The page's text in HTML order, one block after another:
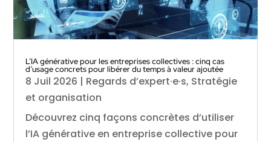
L’IA générative pour les entreprises collectives : cinq cas
d’usage concrets pour libérer du temps à valeur ajoutée
8 Juil 2026 | Regards d’expert·e·s, Stratégie
et organisation
Découvrez cinq façons concrètes d’utiliser
l’IA générative en entreprise collective pour